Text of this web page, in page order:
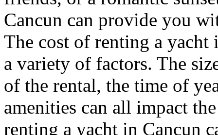
Cancun can provide you
The cost of renting a yacht
a variety of factors. The
of the rental, the time of
amenities can all impact
renting a yacht in Cancun